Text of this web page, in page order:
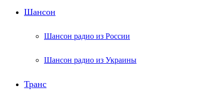
Шансон
Шансон радио из России
Шансон радио из Украины
Транс